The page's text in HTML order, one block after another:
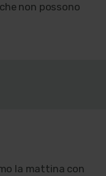
che non possono
la mattina con